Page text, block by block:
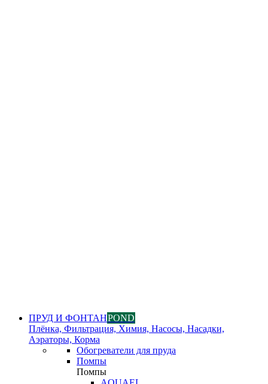
ПРУД И ФОНТАНPOND
Плёнка, Фильтрация, Химия, Насосы, Насадки,
Аэраторы, Корма
Обогреватели для пруда
Помпы
Помпы